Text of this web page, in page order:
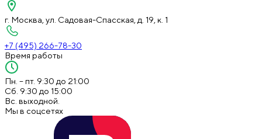
г. Москва, ул. Садовая-Спасская, д. 19, к. 1
+7 (495) 266-78-30
Время работы
Пн. – пт. 9:30 до 21:00
Сб. 9:30 до 15:00
Вс. выходной.
Мы в соцсетях